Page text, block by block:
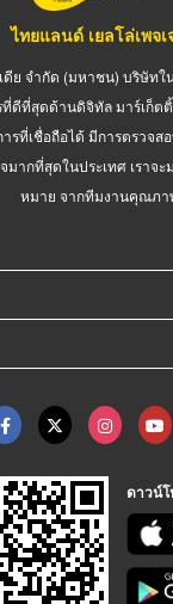
ไทยแลนด์ เยลโล่เพจเ
ย จำกัด (มหาชน) บริษัทใ
ดีที่สุดด้านดิจิทัล มาร์เก็ต
รที่เชื่อถือได้ มีการตรวจ
ากที่สุดในประเทศ เราจ
หมาย จากทีมงานคุณภา
ดาวน์